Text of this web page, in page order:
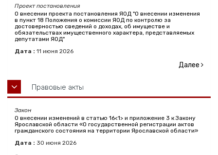
Проект постановления
О внесении проекта постановления ЯОД "О внесении изменения
в пункт 18 Положения о комиссии ЯОД по контролю за
достоверностью сведений о доходах, об имуществе и
обязательствах имущественного характера, представляемых
депутатами ЯОД"
Дата : 11 июня 2026
Далее
Правовые акты
Закон
О внесении изменений в статью 16<1> и приложение 3 к Закону
Ярославской области «О государственной регистрации актов
гражданского состояния на территории Ярославской области»
Дата : 30 июня 2026